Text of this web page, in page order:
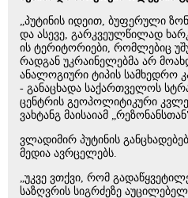
„პუტინის იდეით, ბუფერული
და ასევე, გარკვეულწილად
ის ტერიტორიები, რომლებიც
რადგან უკრაინელებმა არ
ანალოგიური ტიპის სამხედრო
- განაცხადა საქართველოს
ცენტრის გეოპოლიტიკური
ვახტანგ მაისაიამ
ვლადიმირ პუტინის
მედია ავრცელებს.
„უკვე ვთქვი, რომ
საზღვრის სიგრძეზე